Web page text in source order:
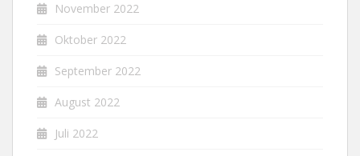
November 2022
Oktober 2022
September 2022
August 2022
Juli 2022